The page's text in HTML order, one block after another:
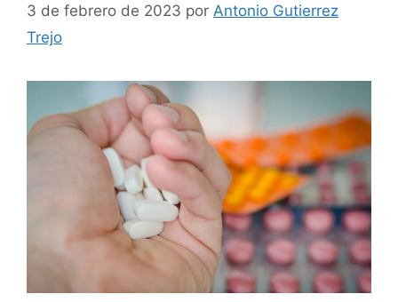
3 de febrero de 2023 por Antonio Gutierrez
Trejo